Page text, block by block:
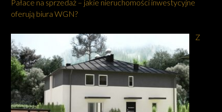
Pałace na sprzedaż – jakie nieruchomości inwestycyjne
oferują biura WGN?
Z